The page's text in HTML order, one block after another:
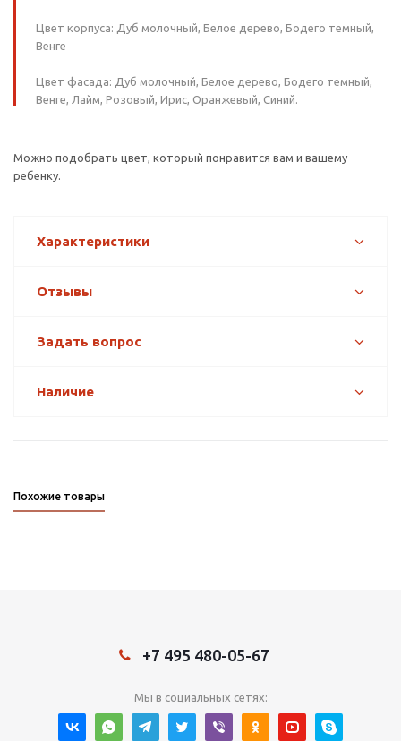
Цвет корпуса: Дуб молочный, Белое дерево, Бодего темный,
Венге
Цвет фасада: Дуб молочный, Белое дерево, Бодего темный,
Венге, Лайм, Розовый, Ирис, Оранжевый, Синий.
Можно подобрать цвет, который понравится вам и вашему
ребенку.
Характеристики
Отзывы
Задать вопрос
Наличие
Похожие товары
+7 495 480-05-67
Мы в социальных сетях: